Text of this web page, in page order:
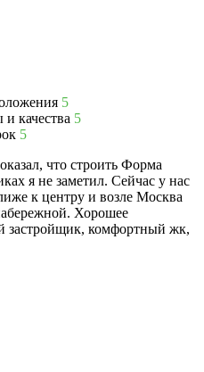
5
качества 5
5
что строить Форма
я не заметил. Сейчас у нас
к центру и возле Москва
Хорошее
застройщик, комфортный жк,